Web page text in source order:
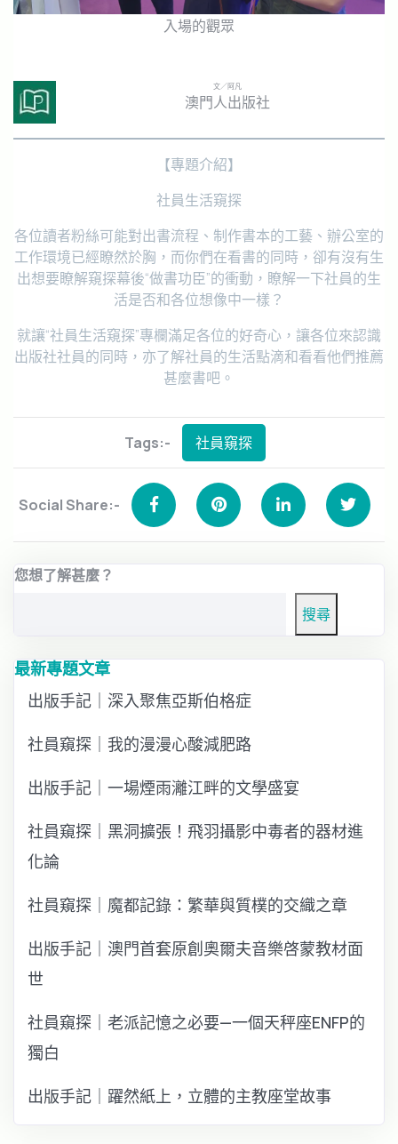
入場的觀眾
文／阿凡
澳門人出版社
【專題介紹】
社員生活窺探
各位讀者粉絲可能對出書流程、制作書本的工藝、辦公室的
工作環境已經瞭然於胸，而你們在看書的同時，卻有沒有生
出想要瞭解窺探幕後“做書功臣”的衝動，瞭解一下社員的生
活是否和各位想像中一樣？
就讓“社員生活窺探”專欄滿足各位的好奇心，讓各位來認識
出版社社員的同時，亦了解社員的生活點滴和看看他們推薦
甚麼書吧。
Tags:- 社員窺探
Social Share:-
您想了解甚麼？
搜尋
最新專題文章
出版手記｜深入聚焦亞斯伯格症
社員窺探｜我的漫漫心酸減肥路
出版手記｜一場煙雨灕江畔的文學盛宴
社員窺探｜黑洞擴張！飛羽攝影中毒者的器材進
化論
社員窺探｜魔都記錄：繁華與質樸的交織之章
出版手記｜澳門首套原創奧爾夫音樂啓蒙教材面
世
社員窺探｜老派記憶之必要—一個天秤座ENFP的
獨白
出版手記｜躍然紙上，立體的主教座堂故事